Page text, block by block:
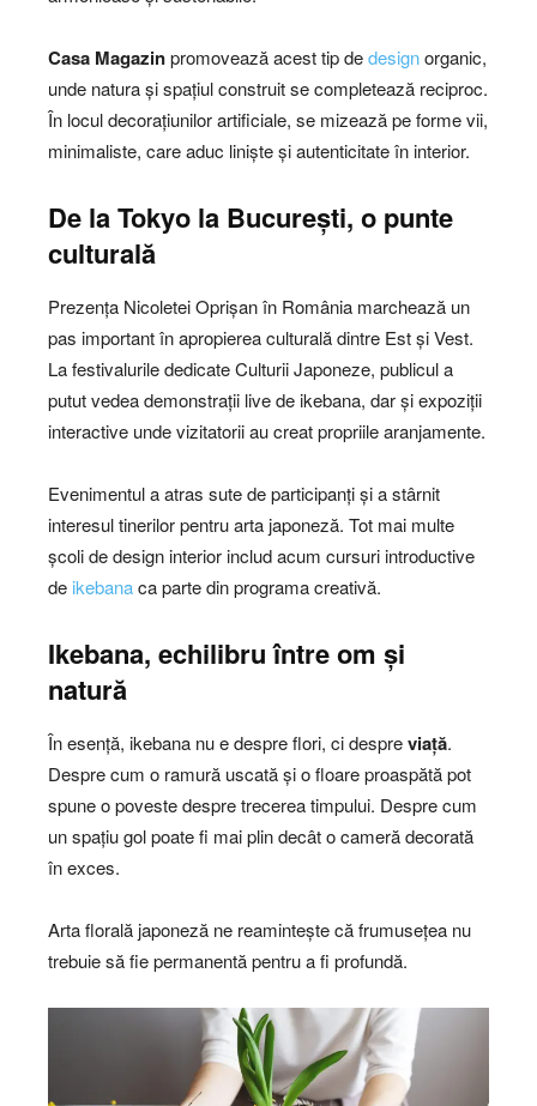
Casa Magazinpromovează acest tip dedesignorganic,
unde natura și spațiul construit se completează reciproc.
În locul decorațiunilor artificiale, se mizează pe forme vii,
minimaliste, care aduc liniște și autenticitate în interior.
De la Tokyo la București, o punte
culturală
Prezența Nicoletei Oprișan în România marchează un
pas important în apropierea culturală dintre Est și Vest.
La festivalurile dedicate Culturii Japoneze, publicul a
putut vedea demonstrații live de ikebana, dar și expoziții
interactive unde vizitatorii au creat propriile aranjamente.
Evenimentul a atras sute de participanți și a stârnit
interesul tinerilor pentru arta japoneză. Tot mai multe
școli de design interior includ acum cursuri introductive
de ikebanaca parte din programa creativă.
Ikebana, echilibru între om și
natură
În esență, ikebana nu e despre flori, ci despreviață.
Despre cum o ramură uscată și o floare proaspătă pot
spune o poveste despre trecerea timpului. Despre cum
un spațiu gol poate fi mai plin decât o cameră decorată
în exces.
Arta florală japoneză ne reamintește că frumusețea nu
trebuie să fie permanentă pentru a fi profundă.